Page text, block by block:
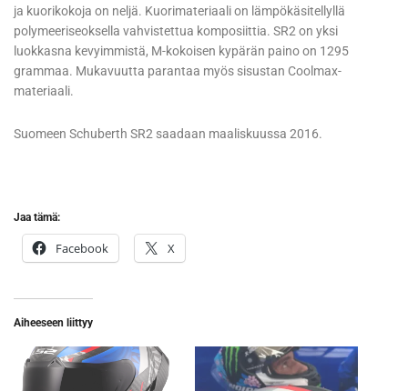
ja kuorikokoja on neljä. Kuorimateriaali on lämpökäsitellyllä
polymeeriseoksella vahvistettua komposiittia. SR2 on yksi
luokkasna kevyimmistä, M-kokoisen kypärän paino on 1295
grammaa. Mukavuutta parantaa myös sisustan Coolmax-
materiaali.
Suomeen Schuberth SR2 saadaan maaliskuussa 2016.
Jaa tämä:
Facebook X
Aiheeseen liittyy